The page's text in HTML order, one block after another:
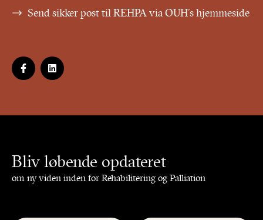
Send sikker post til REHPA via OUH’s hjemmeside
Bliv løbende opdateret
om ny viden inden for Rehabilitering og Palliation